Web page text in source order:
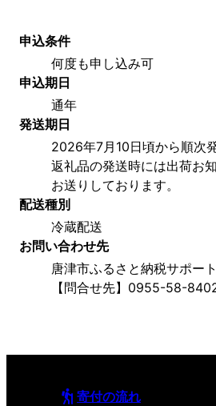
申込条件
何度も申し込み可
申込期日
通年
発送期日
2026年7月10日頃から順次
返礼品の発送時には出荷お
お送りしております。
配送種別
冷蔵配送
お問い合わせ先
唐津市ふるさと納税サポー
【問合せ先】0955-58-
寄付の流れ